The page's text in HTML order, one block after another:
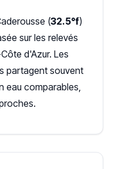
(32.5°f)
sur les relevés
d'Azur. Les
partagent souvent
eau comparables,